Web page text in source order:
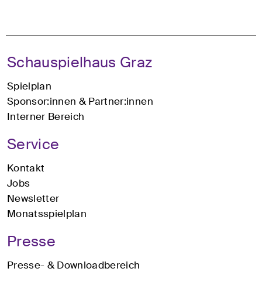
Schauspielhaus Graz
Spielplan
Sponsor:innen & Partner:innen
Interner Bereich
Service
Kontakt
Jobs
Newsletter
Monatsspielplan
Presse
Presse- & Downloadbereich